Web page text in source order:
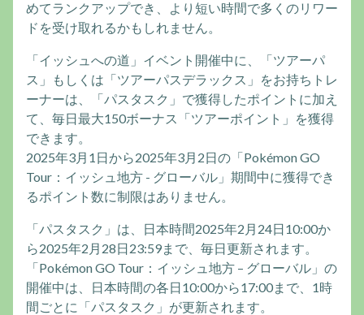
めてランクアップでき、より短い時間で多くのリワー
ドを受け取れるかもしれません。
「イッシュへの道」イベント開催中に、「ツアーパ
ス」もしくは「ツアーパスデラックス」をお持ちトレ
ーナーは、「パスタスク」で獲得したポイントに加え
て、毎日最大150ボーナス「ツアーポイント」を獲得
できます。
2025年3月1日から2025年3月2日の「Pokémon GO
Tour：イッシュ地方 - グローバル」期間中に獲得でき
るポイント数に制限はありません。
「パスタスク」は、日本時間2025年2月24日10:00か
ら2025年2月28日23:59まで、毎日更新されます。
「Pokémon GO Tour：イッシュ地方 – グローバル」の
開催中は、日本時間の各日10:00から17:00まで、1時
間ごとに「パスタスク」が更新されます。